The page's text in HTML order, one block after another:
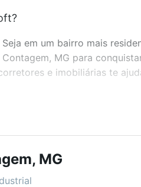
em um bairro mais
MG para
e imobiliárias te
pode usar os filtros como
academia, salão de
MG